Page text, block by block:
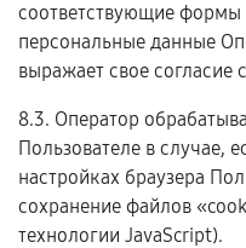
соответствующие формы
персональные данные
выражает свое согласие
8.3. Оператор
Пользователе в случае,
настройках браузера
сохранение файлов
технологии JavaScript).